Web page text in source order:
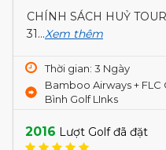
CHÍNH SÁCH HUỶ
31...Xem thêm
Thời gian: 3 Ngày
Bamboo Airways + FLC
Bình Golf LInks
2016 Lượt Golf đã đặt